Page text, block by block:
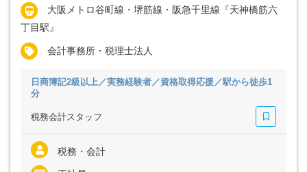
大阪メトロ谷町線・堺筋線・阪急千里線『天神橋筋六
丁目駅』
会計事務所・税理士法人
日商簿記2級以上／実務経験者／資格取得応援／駅から徒歩1
分
税務会計スタッフ
税務・会計